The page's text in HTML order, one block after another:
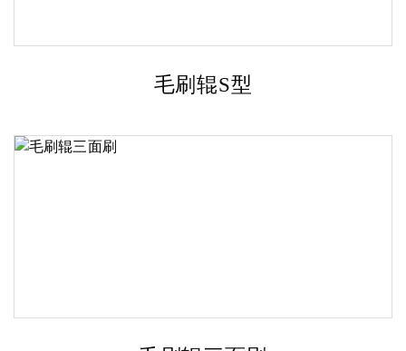
毛刷辊S型